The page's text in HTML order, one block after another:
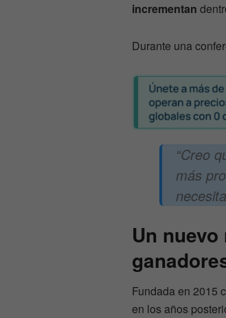
incrementan
Durante una
“Creo
más
Un
Fundada en 2015
en los años